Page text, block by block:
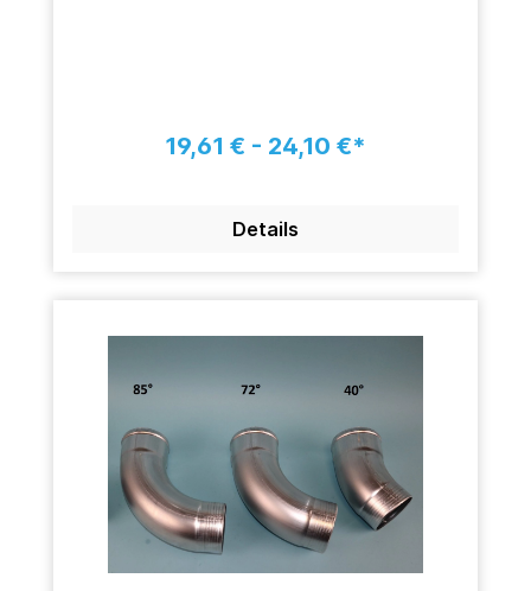
19,61 € - 24,10 €*
Details